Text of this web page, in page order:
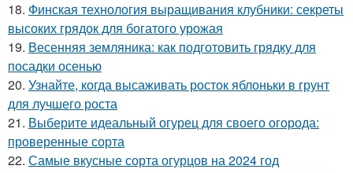
18. Финская технология выращивания клубники: секреты
высоких грядок для богатого урожая
19. Весенняя земляника: как подготовить грядку для
посадки осенью
20. Узнайте, когда высаживать росток яблоньки в грунт
для лучшего роста
21. Выберите идеальный огурец для своего огорода:
проверенные сорта
22. Самые вкусные сорта огурцов на 2024 год